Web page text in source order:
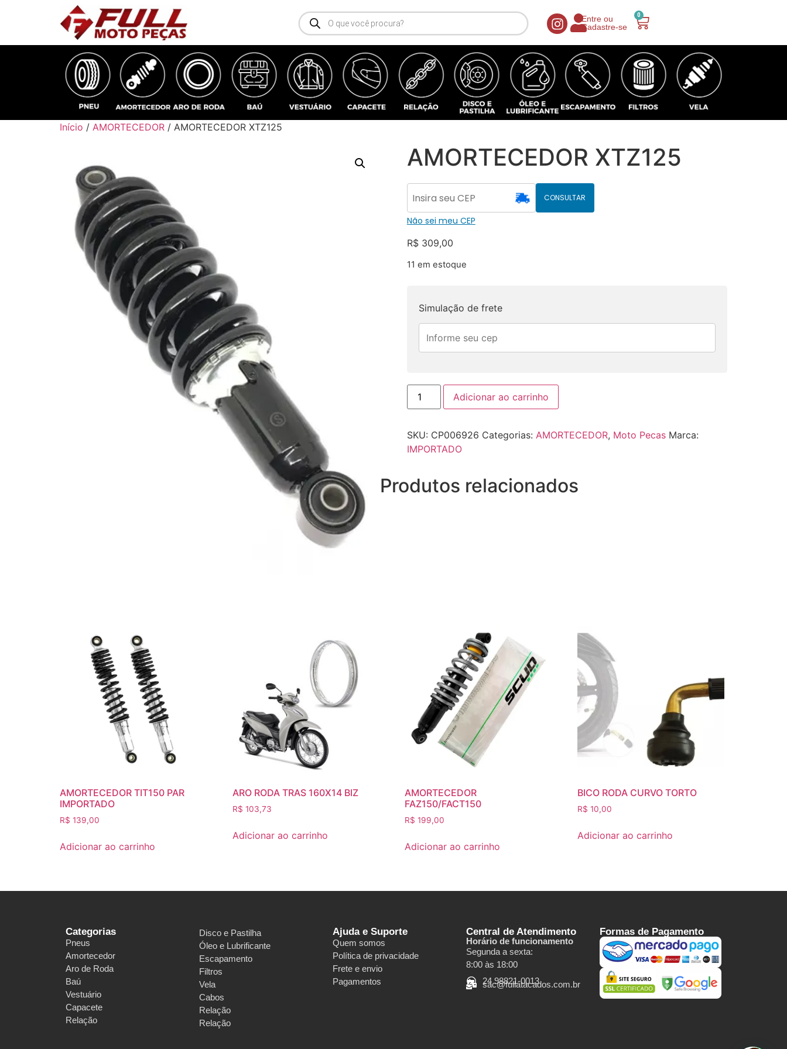
Entre ou
Cadastre-se
0
Início / AMORTECEDOR / AMORTECEDOR XTZ125
AMORTECEDOR XTZ125
CONSULTAR
Não sei meu CEP
R$309,00
11 em estoque
Simulação de frete
Adicionar ao carrinho
SKU: CP006926 Categorias: AMORTECEDOR, Moto Pecas Marca:
IMPORTADO
Produtos relacionados
AMORTECEDOR TIT150 PAR
IMPORTADO
R$ 139,00
Adicionar ao carrinho
ARO RODA TRAS 160X14 BIZ
R$ 103,73
Adicionar ao carrinho
AMORTECEDOR
FAZ150/FACT150
R$ 199,00
Adicionar ao carrinho
BICO RODA CURVO TORTO
R$ 10,00
Adicionar ao carrinho
Categorias
Pneus
Amortecedor
Aro de Roda
Baú
Vestuário
Capacete
Relação
Disco e Pastilha
Óleo e Lubrificante
Escapamento
Filtros
Vela
Cabos
Relação
Relação
Ajuda e Suporte
Quem somos
Política de privacidade
Frete e envio
Pagamentos
Central de Atendimento
Horário de funcionamento
Segunda a sexta:
8:00 às 18:00
24 98821-0013
sac@fullatacados.com.br
Formas de Pagamento